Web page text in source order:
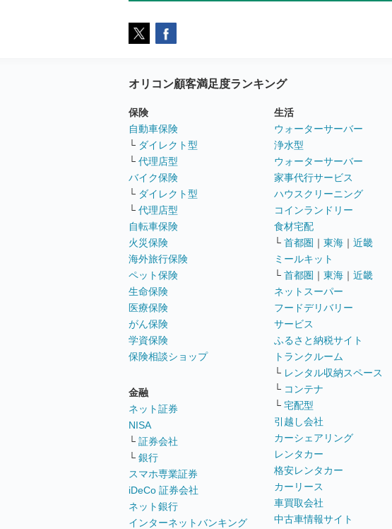
オリコン顧客満足度ランキング
保険
自動車保険
└ ダイレクト型
└ 代理店型
バイク保険
└ ダイレクト型
└ 代理店型
自転車保険
火災保険
海外旅行保険
ペット保険
生命保険
医療保険
がん保険
学資保険
保険相談ショップ
金融
ネット証券
NISA
└ 証券会社
└ 銀行
スマホ専業証券
iDeCo 証券会社
ネット銀行
インターネットバンキング
生活
ウォーターサーバー
浄水型
ウォーターサーバー
家事代行サービス
ハウスクリーニング
コインランドリー
食材宅配
└ 首都圏 ｜ 東海 ｜ 近畿
ミールキット
└ 首都圏 ｜ 東海 ｜ 近畿
ネットスーパー
フードデリバリー
サービス
ふるさと納税サイト
トランクルーム
└ レンタル収納スペース
└ コンテナ
└ 宅配型
引越し会社
カーシェアリング
レンタカー
格安レンタカー
カーリース
車買取会社
中古車情報サイト